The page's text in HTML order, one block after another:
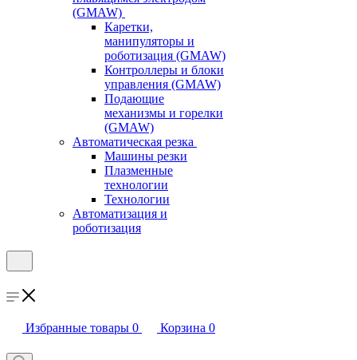
(GMAW)
Каретки,
манипуляторы и
роботизация (GMAW)
Контроллеры и блоки
управления (GMAW)
Подающие
механизмы и горелки
(GMAW)
Автоматическая резка
Машины резки
Плазменные
технологии
Технологии
Автоматизация и
роботизация
Избранные товары 0 Корзина 0